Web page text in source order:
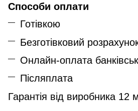
Способи оплати
Готівкою
Безготівковий
Онлайн-оплата
Післяплата
Гарантія від виробника 12